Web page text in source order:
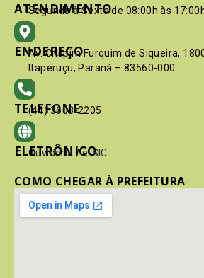
ATENDIMENTO
Segunda à Sexta de 08:00h às
ENDEREÇO
Av. Crispim Furquim de Siqueira,
Itaperuçu, Paraná – 83560-000
TELEFONE
(41) 3603-2205
ELETRÔNICO
Ouvidoria / e-SIC
COMO CHEGAR À PREFEITURA